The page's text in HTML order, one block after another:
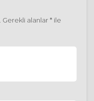
Gerekli alanlar* ile